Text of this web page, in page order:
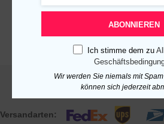
Versandarten:
ABONNIEREN
Ich stimme dem zu
Wir werden Sie niemals mit
können sich jederzeit